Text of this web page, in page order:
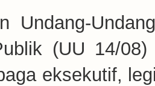
Undang-
(UU 14/
eksekutif,